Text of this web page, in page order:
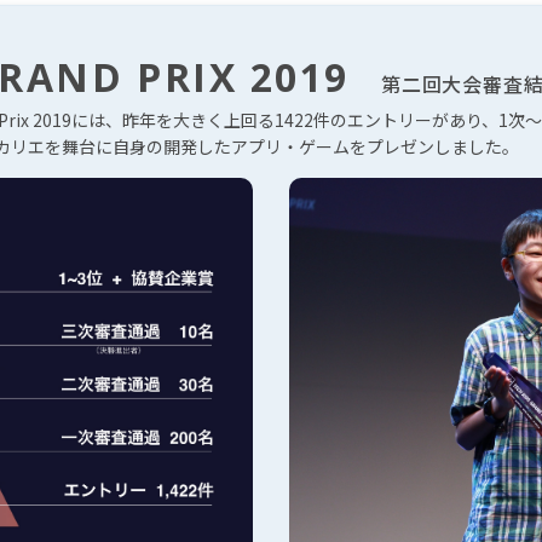
PRIX 2019 第二回大会審査
2019には、昨年を大きく上回る1422件のエントリーがあり、1次
エを舞台に自身の開発したアプリ・ゲームをプレゼンしました。